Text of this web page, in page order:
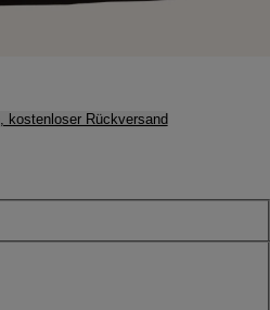
kostenloser Rückversand